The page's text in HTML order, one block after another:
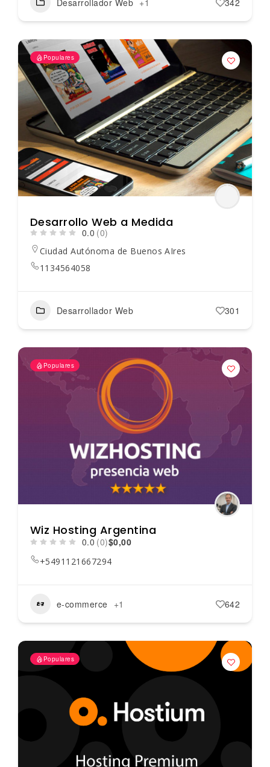
Populares
Desarrollo Web a Medida
0.0 (0)
Ciudad Autónoma de Buenos AIres
1134564058
Desarrollador Web 301
Populares
Wiz Hosting Argentina
0.0 (0)$0,00
+5491121667294
e-commerce +1 642
Populares